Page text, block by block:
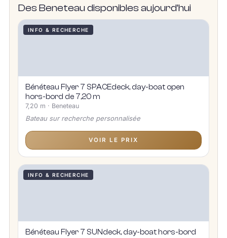
Des Beneteau disponibles aujourd’hui
INFO & RECHERCHE
Bénéteau Flyer 7 SPACEdeck, day-boat open
hors-bord de 7,20 m
7,20 m · Beneteau
Bateau sur recherche personnalisée
VOIR LE PRIX
INFO & RECHERCHE
Bénéteau Flyer 7 SUNdeck, day-boat hors-bord